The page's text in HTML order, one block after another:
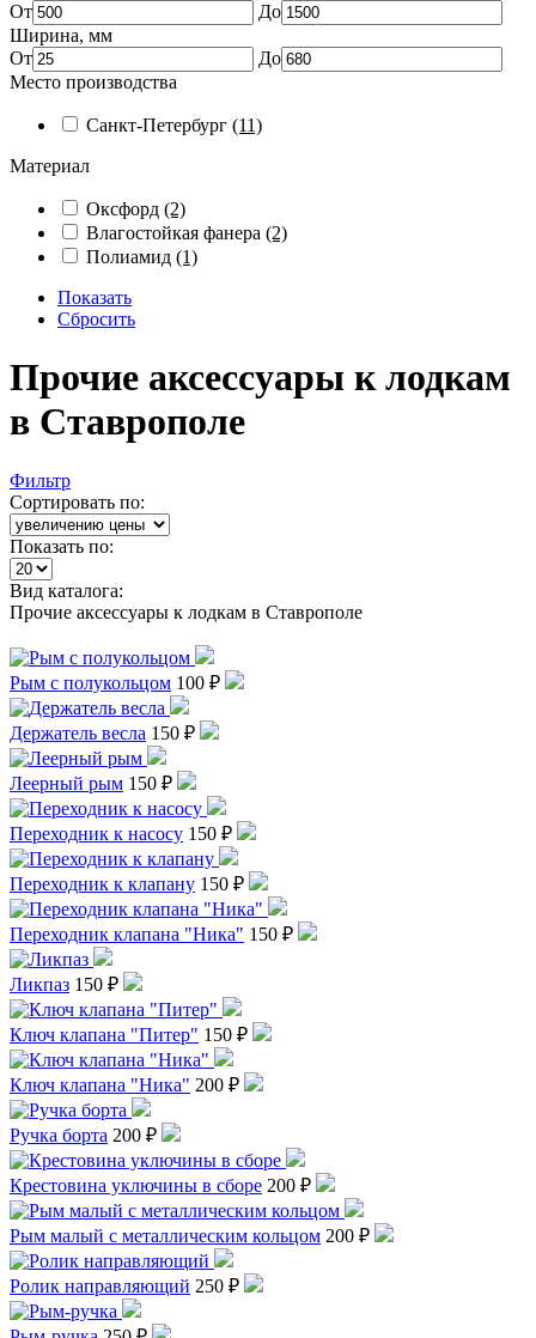
От
До
Ширина, мм
От
До
Место производства
Санкт-Петербург (11)
Материал
Оксфорд (2)
Влагостойкая фанера (2)
Полиамид (1)
Показать
Сбросить
Прочие аксессуары к лодкам
в Ставрополе
Фильтр
Сортировать по:
Показать по:
Вид каталога:
Прочие аксессуары к лодкам в Ставрополе
Рым с полукольцом 100 ₽
Держатель весла 150 ₽
Леерный рым 150 ₽
Переходник к насосу 150 ₽
Переходник к клапану 150 ₽
Переходник клапана "Ника" 150 ₽
Ликпаз 150 ₽
Ключ клапана "Питер" 150 ₽
Ключ клапана "Ника" 200 ₽
Ручка борта 200 ₽
Крестовина уключины в сборе 200 ₽
Рым малый с металлическим кольцом 200 ₽
Ролик направляющий 250 ₽